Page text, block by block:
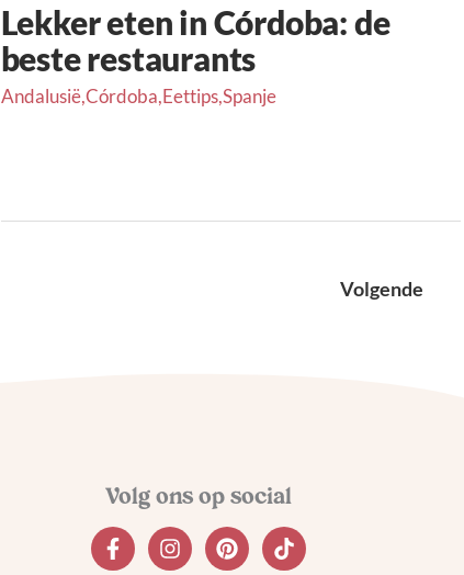
Lekker eten in Córdoba: de
beste restaurants
Andalusië,Córdoba,Eettips,Spanje
Volgende